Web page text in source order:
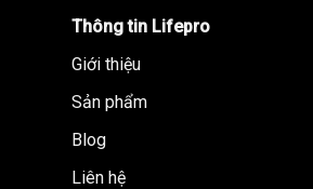
Thông tin Lifepro
Giới thiệu
Sản phẩm
Blog
Liên hệ